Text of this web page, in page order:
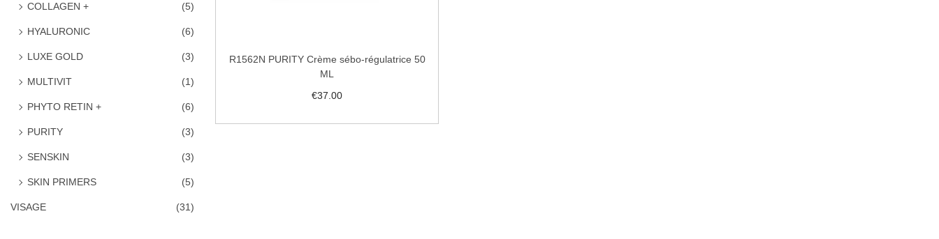
R1562N PURITY Crème sébo-régulatrice 50
ML
€37.00
COLLAGEN + (5)
HYALURONIC (6)
LUXE GOLD (3)
MULTIVIT (1)
PHYTO RETIN + (6)
PURITY (3)
SENSKIN (3)
SKIN PRIMERS (5)
VISAGE (31)